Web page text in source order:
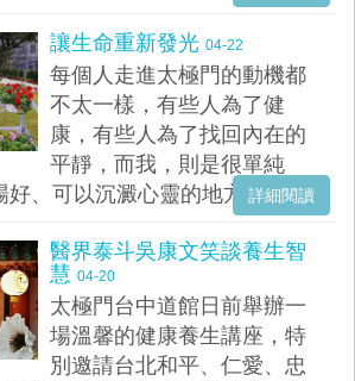
讓生命重新發光 04-22
每個人走進太極門的動機都
不太一樣，有些人為了健
康，有些人為了找回內在的
平靜，而我，則是很單純
好、可以沉澱心靈的地方。...
詳細閱讀
醫界泰斗吳康文笑談養生智
慧 04-20
太極門台中道館日前舉辦一
場溫馨的健康養生講座，特
別邀請台北和平、仁愛、忠